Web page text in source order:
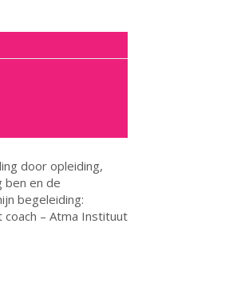
door opleiding,
ben en de
begeleiding:
– Atma Instituut